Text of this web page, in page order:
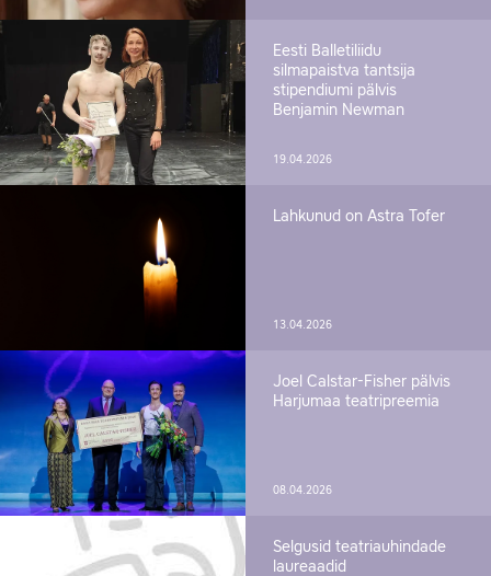
Eesti Balletiliidu
silmapaistva tantsija
stipendiumi pälvis
Benjamin Newman
19.04.2026
Lahkunud on Astra Tofer
13.04.2026
Joel Calstar-Fisher pälvis
Harjumaa teatripreemia
08.04.2026
Selgusid teatriauhindade
laureaadid